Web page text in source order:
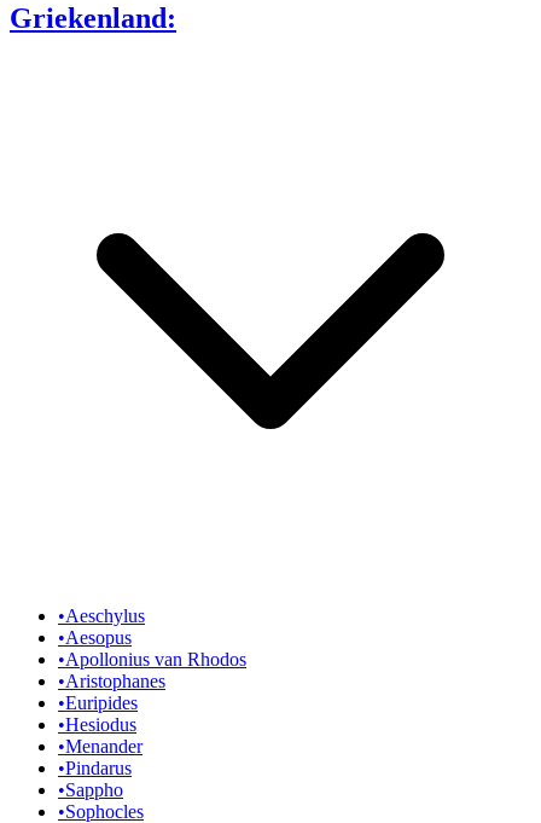
Griekenland:
•Aeschylus
•Aesopus
•Apollonius van Rhodos
•Aristophanes
•Euripides
•Hesiodus
•Menander
•Pindarus
•Sappho
•Sophocles